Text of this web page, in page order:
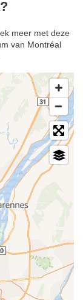
meer met deze
van Montréal